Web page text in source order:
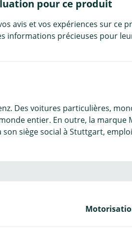
pour ce produit
avis et vos expériences sur ce
informations précieuses pour
Des voitures particulières,
entier. En outre, la marque
siège social à Stuttgart,